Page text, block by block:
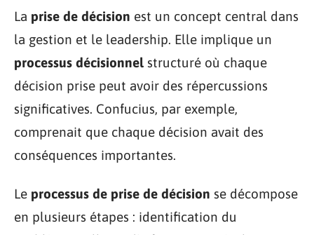
La prise de décision est un concept central dans
la gestion et le leadership. Elle implique un
processus décisionnel structuré où chaque
décision prise peut avoir des répercussions
significatives. Confucius, par exemple,
comprenait que chaque décision avait des
conséquences importantes.
Le processus de prise de décision se décompose
en plusieurs étapes : identification du